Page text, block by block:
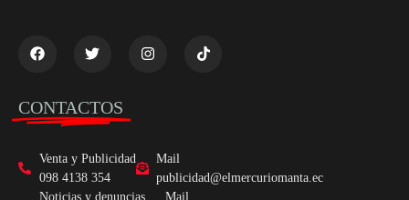
CONTACTOS
Venta y Publicidad
098 4138 354
Mail
publicidad@elmercuriomanta.ec
Noticias y denuncias
Mail